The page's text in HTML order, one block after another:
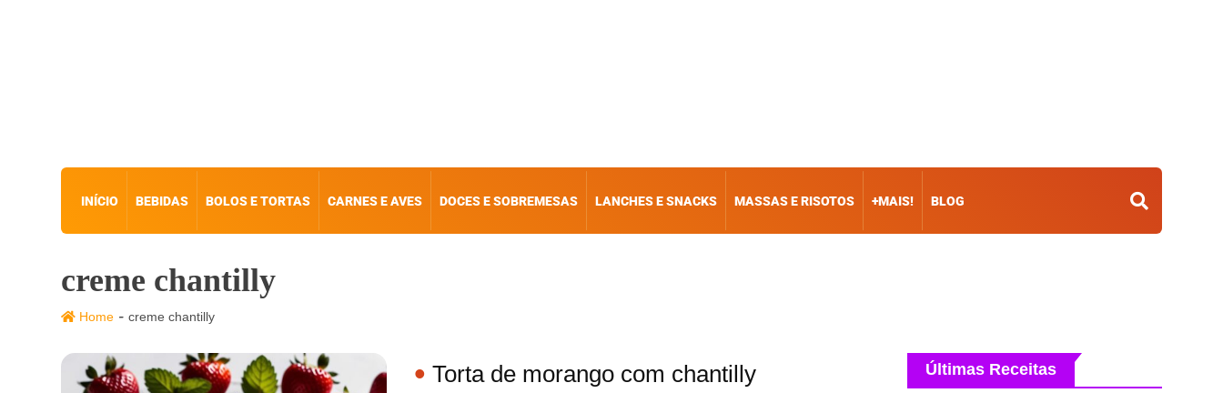
INÍCIO BEBIDAS BOLOS E TORTAS CARNES E AVES DOCES E SOBREMESAS LANCHES E SNACKS MASSAS E RISOTOS +MAIS! BLOG
creme chantilly
Home - creme chantilly
Torta de morango com chantilly Últimas Receitas